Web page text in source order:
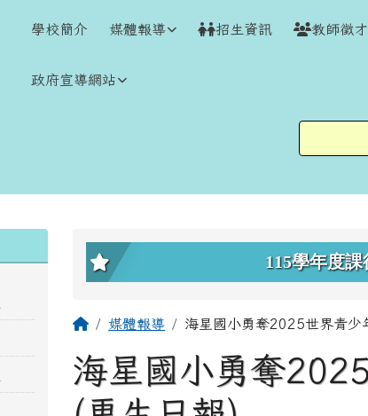
學校簡介 媒體報導 招生資訊 教師徵才
政府宣導網站
上中區域內容
115學年度
主內容區域
回首頁媒體報導 海星國小勇奪2025世界青少
海星國小勇奪